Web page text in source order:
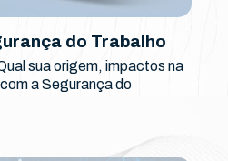
do Trabalho
sua origem, impactos na
a Segurança do